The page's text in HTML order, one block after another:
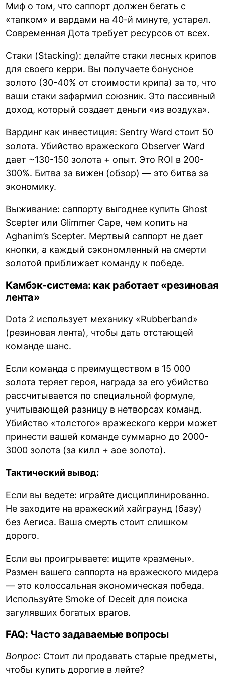
Миф о том, что саппорт должен бегать с
«тапком» и вардами на 40-й минуте, устарел.
Современная Дота требует ресурсов от всех.
Стаки (Stacking): делайте стаки лесных крипов
для своего керри. Вы получаете бонусное
золото (30-40% от стоимости крипа) за то, что
ваши стаки зафармил союзник. Это пассивный
доход, который создает деньги «из воздуха».
Вардинг как инвестиция: Sentry Ward стоит 50
золота. Убийство вражеского Observer Ward
дает ~130-150 золота + опыт. Это ROI в 200-
300%. Битва за вижен (обзор) — это битва за
экономику.
Выживание: саппорту выгоднее купить Ghost
Scepter или Glimmer Cape, чем копить на
Aghanim’s Scepter. Мертвый саппорт не дает
кнопки, а каждый сэкономленный на смерти
золотой приближает команду к победе.
Камбэк-система: как работает «резиновая
лента»
Dota 2 использует механику «Rubberband»
(резиновая лента), чтобы дать отстающей
команде шанс.
Если команда с преимуществом в 15 000
золота теряет героя, награда за его убийство
рассчитывается по специальной формуле,
учитывающей разницу в нетворсах команд.
Убийство «толстого» вражеского керри может
принести вашей команде суммарно до 2000-
3000 золота (за килл + аое золото).
Тактический вывод:
Если вы ведете: играйте дисциплинированно.
Не заходите на вражеский хайграунд (базу)
без Аегиса. Ваша смерть стоит слишком
дорого.
Если вы проигрываете: ищите «размены».
Размен вашего саппорта на вражеского мидера
— это колоссальная экономическая победа.
Используйте Smoke of Deceit для поиска
загулявших богатых врагов.
FAQ: Часто задаваемые вопросы
Вопрос: Стоит ли продавать старые предметы,
чтобы купить дорогие в лейте?